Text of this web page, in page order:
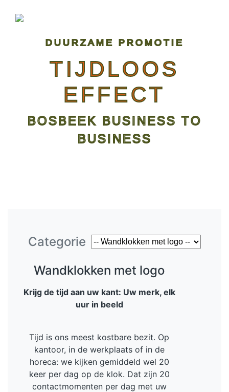
DUURZAME PROMOTIE
TIJDLOOS
EFFECT
BOSBEEK BUSINESS TO
BUSINESS
Categorie
Wandklokken met logo
Krijg de tijd aan uw kant: Uw merk, elk
uur in beeld
Tijd is ons meest kostbare bezit. Op
kantoor, in de werkplaats of in de
horeca: we kijken gemiddeld wel 20
keer per dag op de klok. Dat zijn 20
contactmomenten per dag met uw